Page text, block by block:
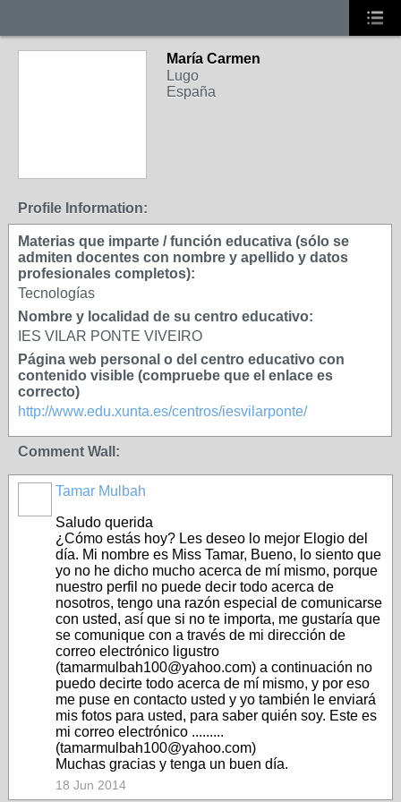
María Carmen
Lugo
España
Profile Information:
Materias que imparte / función educativa (sólo se
admiten docentes con nombre y apellido y datos
profesionales completos):
Tecnologías
Nombre y localidad de su centro educativo:
IES VILAR PONTE VIVEIRO
Página web personal o del centro educativo con
contenido visible (compruebe que el enlace es
correcto)
http://www.edu.xunta.es/centros/iesvilarponte/
Comment Wall:
Tamar Mulbah
Saludo querida
¿Cómo estás hoy? Les deseo lo mejor Elogio del
día. Mi nombre es Miss Tamar, Bueno, lo siento que
yo no he dicho mucho acerca de mí mismo, porque
nuestro perfil no puede decir todo acerca de
nosotros, tengo una razón especial de comunicarse
con usted, así que si no te importa, me gustaría que
se comunique con a través de mi dirección de
correo electrónico ligustro
(tamarmulbah100@yahoo.com) a continuación no
puedo decirte todo acerca de mí mismo, y por eso
me puse en contacto usted y yo también le enviará
mis fotos para usted, para saber quién soy. Este es
mi correo electrónico .........
(tamarmulbah100@yahoo.com)
Muchas gracias y tenga un buen día.
18 Jun 2014